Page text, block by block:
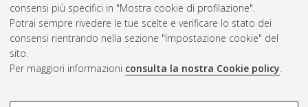
consensi più specifici in "Mostra cookie di profilazione".
Potrai sempre rivedere le tue scelte e verificare lo stato dei
consensi rientrando nella sezione "Impostazione cookie" del
sito.
Per maggiori informazioni consulta la nostra Cookie policy.
Rss 2.0
ISSN: 2038-7946
Impostazioni Cookie